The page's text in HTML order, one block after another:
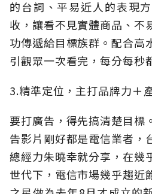
的台詞、平易近人的表現
收，讓看不見實體商品、不
功傳遞給目標族群。配合高
引觀眾一次看完，每分每秒
3.精準定位，主打品牌力＋
要打廣告，得先搞清楚目標
告影片剛好都是電信業者，
總經力朱曉幸就分享，在幾
世代下，電信市場幾乎趨近